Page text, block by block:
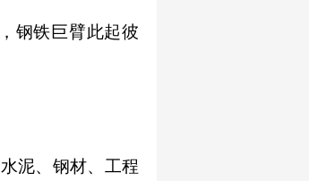
钢铁巨臂此起彼
泥、钢材、工程